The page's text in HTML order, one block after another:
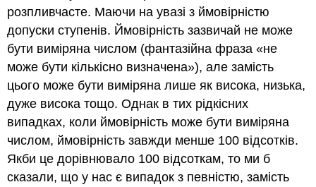
розпливчасте. Маючи на увазі з ймовірністю
допуски ступенів. Ймовірність зазвичай не може
бути виміряна числом (фантазійна фраза «не
може бути кількісно визначена»), але замість
цього може бути виміряна лише як висока, низька,
дуже висока тощо. Однак в тих рідкісних
випадках, коли ймовірність може бути виміряна
числом, ймовірність завжди менше 100 відсотків.
Якби це дорівнювало 100 відсоткам, то ми б
сказали, що у нас є випадок з певністю, замість